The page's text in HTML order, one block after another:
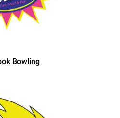
Bowling